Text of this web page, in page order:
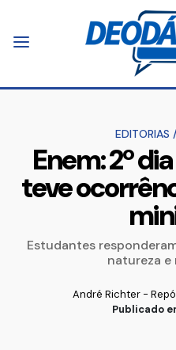
EDITORIAS
Enem: 2º
teve
Estudantes
natureza
André Richter -
Publicado